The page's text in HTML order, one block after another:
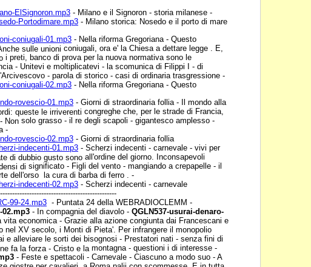
ElSignoron.mp3 - Milano e il Signoron - storia milanese -
Portodimare.mp3 - Milano storica: Nosedo e il porto di mare
coniugali-01.mp3 - Nella riforma Gregoriana - Questo
sulle unioni coniugali, ora e' la Chiesa a dettare legge . E,
i preti, banco di prova per la nuova normativa sono le
- Unitevi e moltiplicatevi - la scomunica di Filippi I - di
- parola di storico - casi di ordinaria trasgressione -
coniugali-02.mp3 - Nella riforma Gregoriana - Questo
rovescio-01.mp3 - Giorni di straordinaria follia - Il mondo alla
queste le irriverenti congreghe che, per le strade di Francia,
Non solo grasso - il re degli scapoli - gigantesco amplesso -
-
rovescio-02.mp3 - Giorni di straordinaria follia
indecenti-01.mp3 - Scherzi indecenti - carnevale - vivi per
di dubbio gusto sono all'ordine del giorno. Inconsapevoli
di significato - Figli del vento - mangiando a crepapelle - il
dell'orso la cura di barba di ferro . -
indecenti-02.mp3 - Scherzi indecenti - carnevale
99-24.mp3 - Puntata 24 della WEBRADIOCLEMM -
02.mp3 - In compagnia del diavolo - QGLN537-usurai-denaro-
vita economica - Grazie alla azione congiunta dai Francescani e
nel XV secolo, i Monti di Pieta'. Per infrangere il monopolio
e alleviare le sorti dei bisognosi - Prestatori nati - senza fini di
fa la forza - Cristo e la montagna - questioni i di interesse -
- Feste e spettacoli - Carnevale - Ciascuno a modo suo - A